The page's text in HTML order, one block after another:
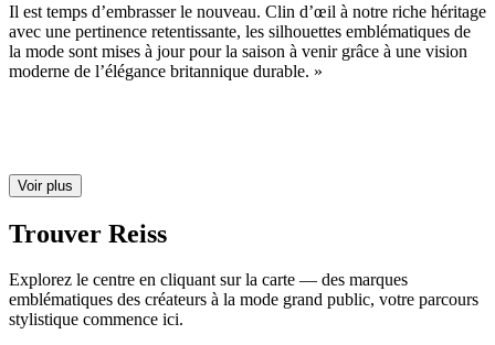
Il est temps d’embrasser le nouveau. Clin d’œil à notre riche héritage
avec une pertinence retentissante, les silhouettes emblématiques de
la mode sont mises à jour pour la saison à venir grâce à une vision
moderne de l’élégance britannique durable. »
Voir plus
Trouver Reiss
Explorez le centre en cliquant sur la carte — des marques
emblématiques des créateurs à la mode grand public, votre parcours
stylistique commence ici.